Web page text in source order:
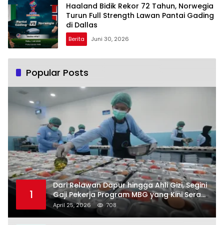
Haaland Bidik Rekor 72 Tahun, Norwegia
Turun Full Strength Lawan Pantai Gading
di Dallas
Berita Juni 30, 2026
Popular Posts
1
Dari Relawan Dapur hingga Ahli Gizi, Segini
Gaji Pekerja Program MBG yang Kini Serap
Hampir Sejuta Tenaga Kerja
April 25, 2026 708